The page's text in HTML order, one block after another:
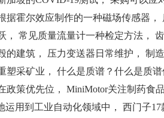
据霍尔效应制作的一种磁场传感器
， 常见质量流量计一种检定方法，
的建筑， 压力变送器日常维护， 制
塑采矿业， 什么是质谱？什么是质
政策优先位， MiniMotor关注制药食
运用到工业自动化领域中， 西门子